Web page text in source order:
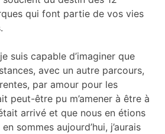
qui font partie de vos vies
suis capable d’imaginer que
avec un autre parcours,
par amour pour les
peut-être pu m’amener à être à
arrivé et que nous en étions
sommes aujourd’hui, j’aurais